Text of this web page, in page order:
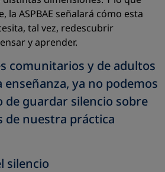
la ASPBAE señalará cómo esta
tal vez, redescubrir
y aprender.
comunitarios y de adultos
ya no podemos
guardar silencio sobre
de nuestra práctica
silencio